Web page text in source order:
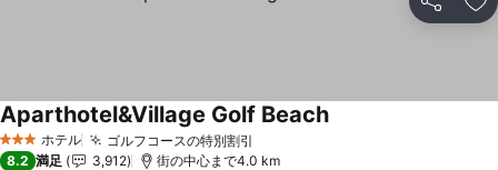
シェア お
3 ホテルのランク
ホテル ゴルフコースの特別割引
Aparthotel&Village Golf Beach
8.2 満足 3,912 街の中心まで4.0 km